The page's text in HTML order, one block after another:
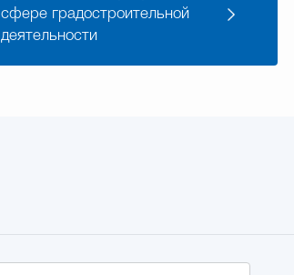
сфере градостроительной
деятельности